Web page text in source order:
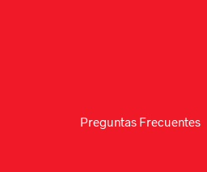
Preguntas Frecuentes